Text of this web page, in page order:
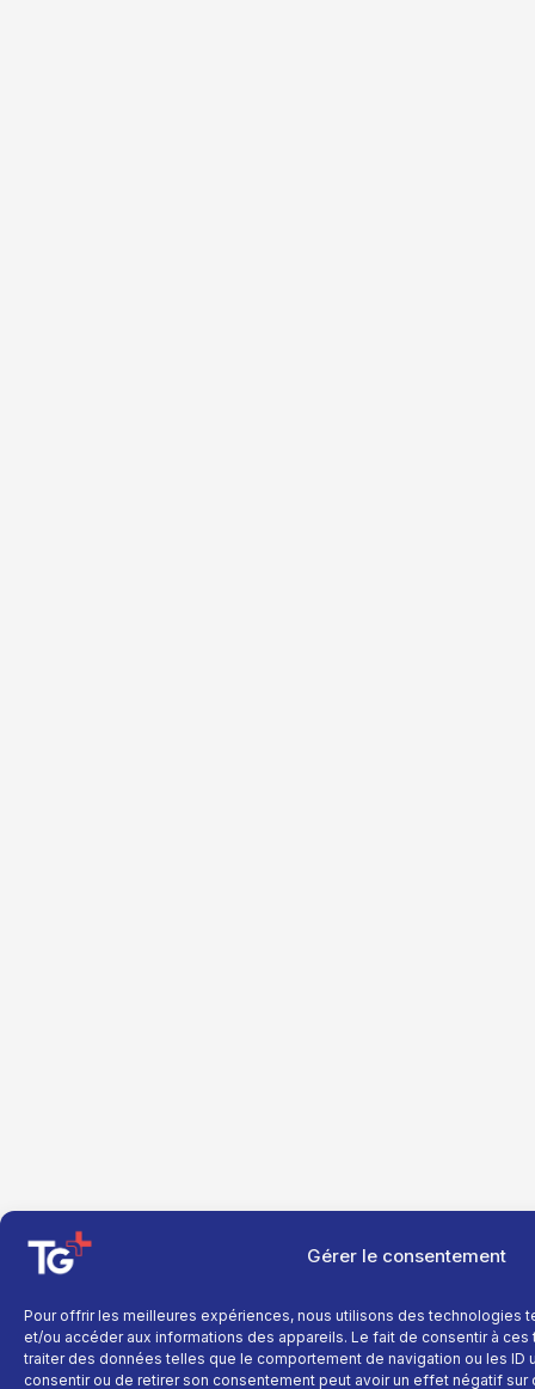
Gérer le consentement
Pour offrir les meilleures expériences, nous utilisons des technologies
et/ou accéder aux informations des appareils. Le fait de consentir à
traiter des données telles que le comportement de navigation ou les ID
consentir ou de retirer son consentement peut avoir un effet négatif